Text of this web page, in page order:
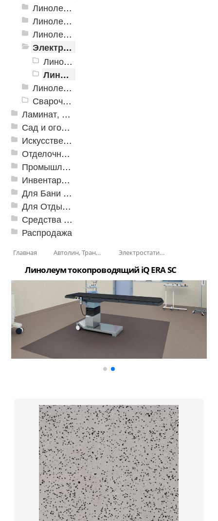
Линолеум для транспорта
Линолеум коммерческий
Линолеум полукоммерческий
Электростатические покрытия
Линолеум антистатический ACCZENT MINERAL AS
Линолеум токопроводящий iQ ERA SC
Линолеум спортивный
Сварочные шнуры
Ламинат, Кварцвиниловая плитка SPC
Сад и огород
Искусственная трава
Отделочные профили
Промышленный текстиль
Инвентарь для клининга
Для Бани и Сауны
Для Отдыха и Пикника
Средства от насекомых и садовых вредителей
Распродажа
Главная Автолин, Транслин, Линолеум Электростатические покрытия
Линолеум токопроводящий iQ ERA SC